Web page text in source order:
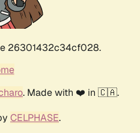
26301432c34cf028.
. Made with ❤️ in 🇨🇦.
CELPHASE.